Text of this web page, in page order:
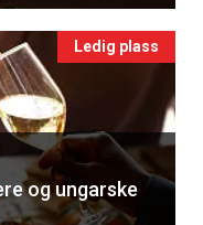
Ledig plass
og ungarske